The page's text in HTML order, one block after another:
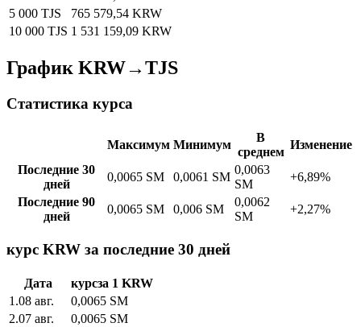
5 000 TJS
765 579,54 KRW
10 000 TJS 1 531 159,09 KRW
График KRW→TJS
Статистика курса
Максимум Минимум
В
среднем
Изменение
Последние 30
дней
0,0065 SM 0,0061 SM
0,0063
SM
+6,89%
Последние 90
дней
0,0065 SM 0,006 SM
0,0062
SM
+2,27%
курс KRW за последние 30 дней
Дата курсза 1 KRW
1 .08 авг. 0,0065 SM
2.07 авг. 0,0065 SM